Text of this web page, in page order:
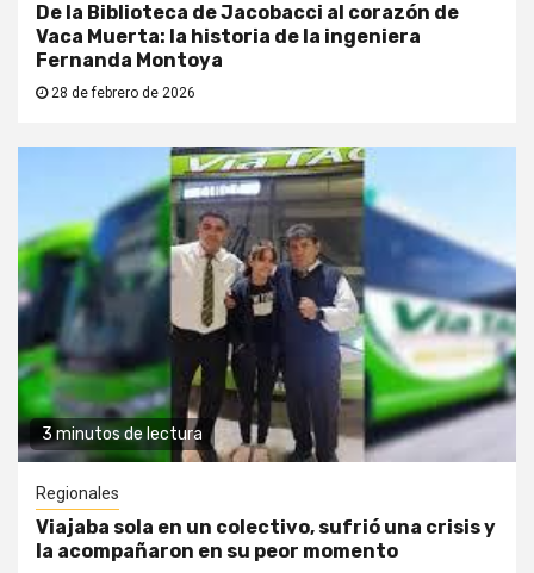
De la Biblioteca de Jacobacci al corazón de
Vaca Muerta: la historia de la ingeniera
Fernanda Montoya
28 de febrero de 2026
3 minutos de lectura
Regionales
Viajaba sola en un colectivo, sufrió una crisis y
la acompañaron en su peor momento